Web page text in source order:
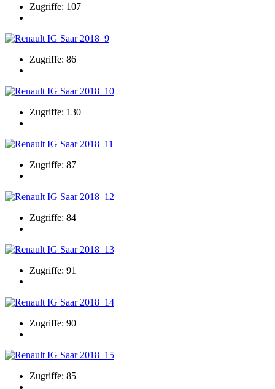
Zugriffe: 107
Zugriffe: 86
Zugriffe: 130
Zugriffe: 87
Zugriffe: 84
Zugriffe: 91
Zugriffe: 90
Zugriffe: 85